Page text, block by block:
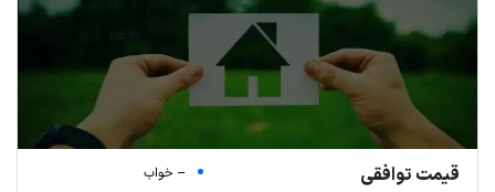
قیمت توافقی
-- خواب